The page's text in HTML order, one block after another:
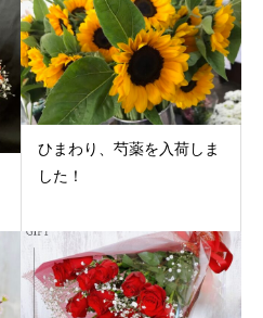
ひまわり、芍薬を入荷しま
した！